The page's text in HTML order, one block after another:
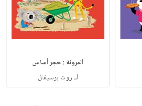
المرونة : حجر أساس
لـ روث برسيفال